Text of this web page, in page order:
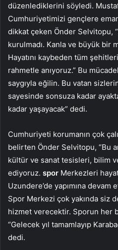
düzenlediklerini söyledi.
Cumhuriyetimizi gençlere
dikkat çeken Önder Selvitopu,
kurulmadı. Kanla ve büyük bir
Hayatını kaybeden tüm
rahmetle anıyoruz.” Bu
saygıyla eğilin. Bu vatan
sayesinde sonsuza kadar
kadar yaşayacak” dedi.
Cumhuriyeti korumanın çok
belirten Önder Selvitopu, “Bu
kültür ve sanat tesisleri, bilim
ediyoruz. spor Merkezleri
Uzundere’de yapımına
Spor Merkezi çok yakında siz
hizmet verecektir. Sporun her
“Gelecek yıl tamamlayıp
dedi.